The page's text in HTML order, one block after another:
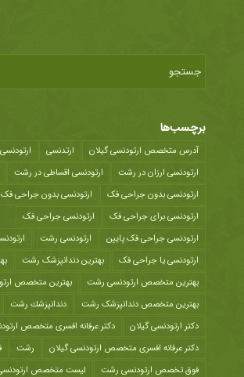
برچسب‌ها
آدرس متخصص ارتودنسی گیلان ارتدنسی
ارتودنسی
ارتودنسی ارزان در رشت
ارتودنسی اقساطی در رشت
ارتودنسی بدون جراحی فک
ارتودنسی بدون جراحی فک
ارتودنسی برای جراحی فک
ارتودنسی جراحی فک
ارتودنسی جراحی فک پایین
ارتودنسی رشت
ارتودنسی یا جراحی فک
بهترین دندانپزشک رشت
بهترین متخصص ارتودنسی رشت
بهترین متخصص
بهترین متخصص دندانپزشک رشت
دندانپزشك رشت
دکتر ارتودنسی گیلان
دکتر عرفانه افسری متخصص
دکتر عرفانه افسری متخصص ارتودنسی گیلان
رشت
فوق تخصص ارتودنسی رشت
لیست متخصص